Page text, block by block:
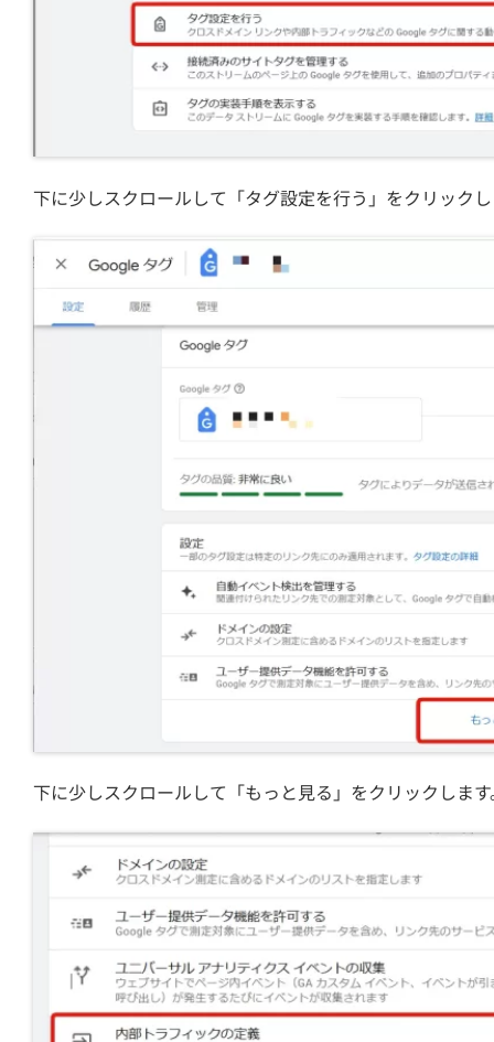
下に少しスクロールして「タグ設定を行う」をクリック
下に少しスクロールして「もっと見る」をクリックしま